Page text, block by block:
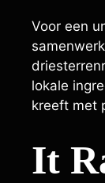
Voor een
lokale
kreeft met
It